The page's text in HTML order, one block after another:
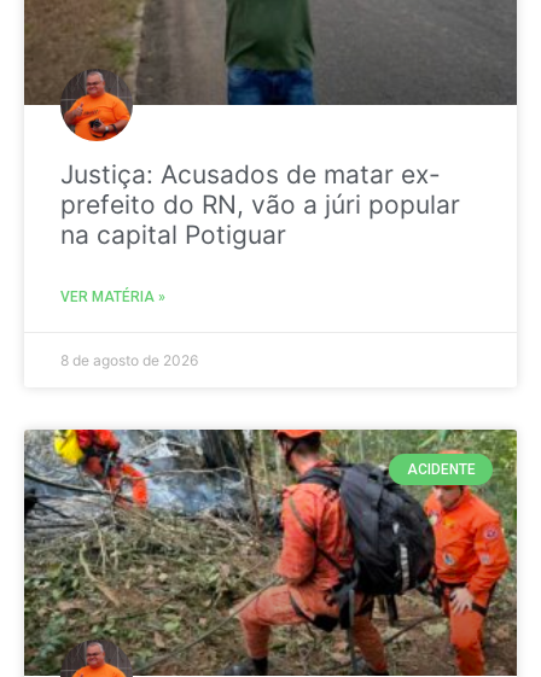
Justiça: Acusados de matar ex-
prefeito do RN, vão a júri popular
na capital Potiguar
VER MATÉRIA »
8 de agosto de 2026
ACIDENTE